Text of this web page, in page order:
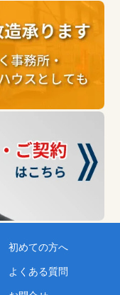
初めての方へ
よくある質問